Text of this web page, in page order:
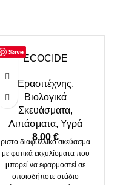
Save
ECOCIDE
Ερασιτέχνης,
Βιολογικά
Σκευάσματα,
Λιπάσματα, Υγρά
8,00 €
ριστο διαφυλλικό σκεύασμα
με φυτικά εκχυλίσματα που
μπορεί να εφαρμοστεί σε
οποιοδήποτε στάδιο